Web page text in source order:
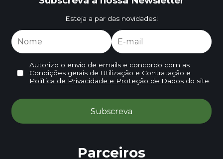
Esteja a par das novidades!
Autorizo o envio de emails e concordo com as
Condições gerais de Utilização e Contratação e
Política de Privacidade e Proteção de Dadosdo site.
Parceiros